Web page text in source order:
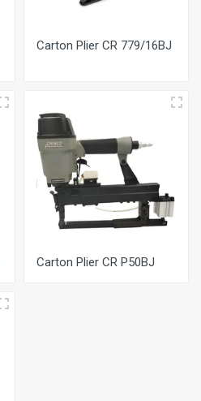
Carton Plier CR 779/16BJ
Carton Plier CR P50BJ